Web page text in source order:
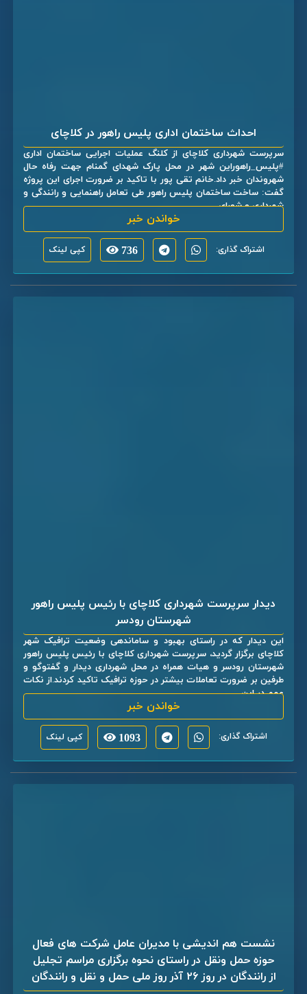
احداث ساختمان اداری پلیس راهور در کلاچای
سرپرست شهرداری کلاچای از کلنگ عملیات اجرایی ساختمان اداری
#پلیس_راهوراین شهر در محل پارک شهدای گمنام جهت رفاه حال
شهروندان خبر داد.خانم تقی پور با تاکید بر ضرورت اجرای این پروژه
گفت: ساخت ساختمان پلیس راهور طی تعامل راهنمایی و رانندگی و
شهرداری و شورای ...
خواندن خبر
اشتراک گذاری: 736 کپی لینک
دیدار سرپرست شهرداری کلاچای با رئیس پلیس راهور
شهرستان رودسر
این دیدار که در راستای بهبود و ساماندهی وضعیت ترافیک شهر
کلاچای برگزار گردید، سرپرست شهرداری کلاچای با رئیس پلیس راهور
شهرستان رودسر و هیات همراه در محل شهرداری دیدار و گفتوگو و
طرفین بر ضرورت تعاملات بیشتر در حوزه ترافیک تاکید کردند.از نکات
مهم در این ...
خواندن خبر
اشتراک گذاری: 1093 کپی لینک
نشست هم اندیشی با مدیران عامل شرکت های فعال
حوزه حمل‌ ونقل در راستای نحوه برگزاری مراسم تجلیل
از رانندگان در روز ۲۶ آذر روز ملی حمل و نقل و رانندگان